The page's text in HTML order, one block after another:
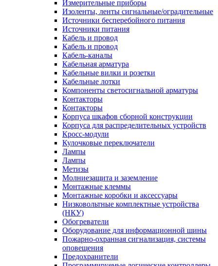
Измерительные приборы
Изоленты, ленты сигнальные/оградительные
Источники бесперебойного питания
Источники питания
Кабель и провод
Кабель и провод
Кабель-каналы
Кабельная арматура
Кабельные вилки и розетки
Кабельные лотки
Компоненты светосигнальной арматуры
Контакторы
Контакторы
Корпуса шкафов сборной конструкции
Корпуса для распределительных устройств
Кросс-модули
Кулочковые переключатели
Лампы
Лампы
Метизы
Молниезащита и заземление
Монтажные клеммы
Монтажные коробки и аксессуары
Низковольтные комплектные устройства
(НКУ)
Обогреватели
Оборудование для информационной шины
Пожарно-охранная сигнализация, системы
оповещения
Предохранители